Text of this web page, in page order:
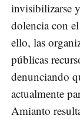
invisibilizarse
dolencia con
ello, las
públicas
denunciando
actualmente
Amianto